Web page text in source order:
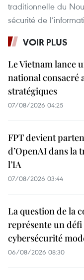
traditionnelle du
sécurité de
VOIR PLUS
Le Vietnam lance
national consacré
stratégiques
07/08/2026 04:25
FPT devient
d’OpenAI dans la
l’IA
07/08/2026 03:44
La question de la
représente un
cybersécurité
06/08/2026 08:30